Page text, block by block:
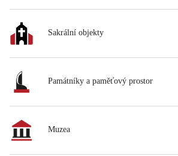
Sakrální objekty
Památníky a paměťový prostor
Muzea